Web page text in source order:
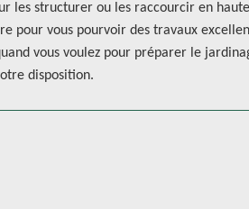
les structurer ou les raccourcir en
pour vous pourvoir des travaux
vous voulez pour préparer le
disposition.